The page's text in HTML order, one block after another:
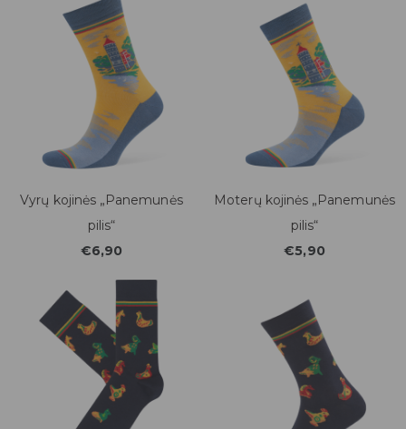
Vyrų kojinės „Panemunės
pilis“
€6,90
Moterų kojinės „Panemunės
pilis“
€5,90